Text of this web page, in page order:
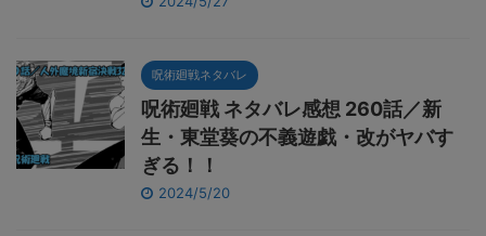
呪術廻戦ネタバレ
呪術廻戦 ネタバレ感想 260話／新
生・東堂葵の不義遊戯・改がヤバす
ぎる！！
2024/5/20